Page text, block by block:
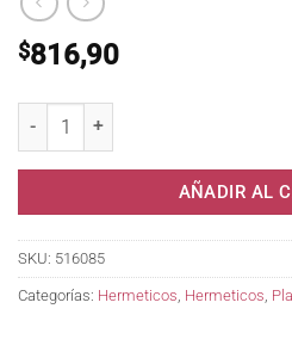
$816,90
AÑADIR AL
SKU: 516085
Categorías: Hermeticos, Hermeticos,